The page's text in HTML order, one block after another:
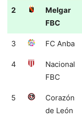
2
Melgar
FBC
3 FC Anba
4
Nacional
FBC
5
Corazón
de León